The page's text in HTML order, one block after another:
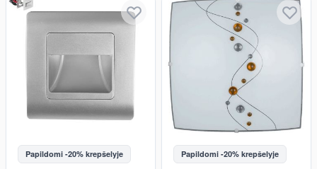
Papildomi -20% krepšelyje Papildomi -20% krepšelyje